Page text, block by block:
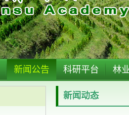
新闻公告 科研平台 林
新闻动态